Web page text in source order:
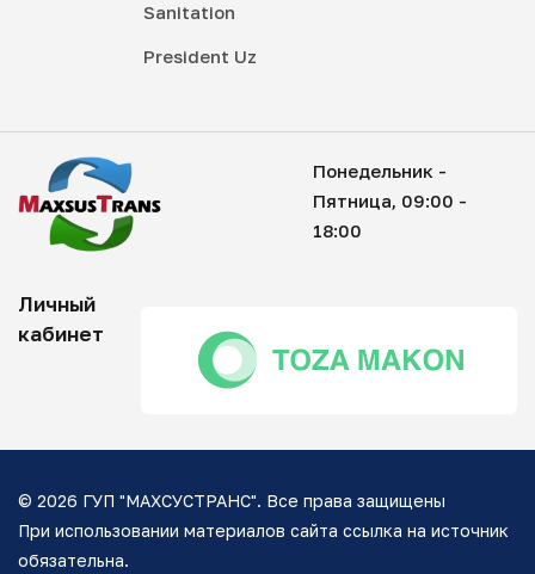
Sanitation
President Uz
Понедельник -
Пятница, 09:00 -
18:00
Личный
кабинет
© 2026 ГУП "МАХСУСТРАНС". Все права защищены
При использовании материалов сайта ссылка на источник
обязательна.